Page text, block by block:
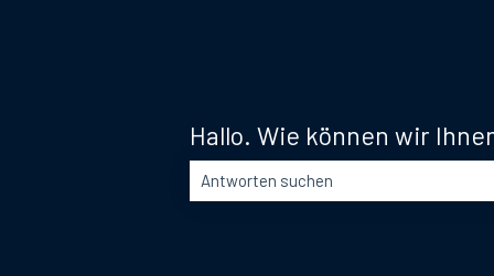
Hallo. Wie können wir